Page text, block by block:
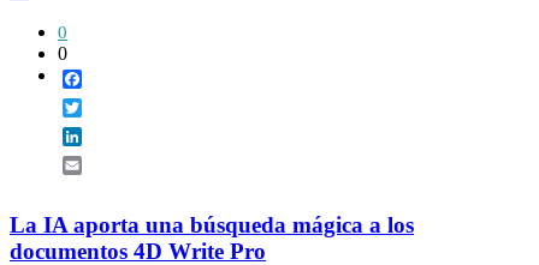
0
0
La IA aporta una búsqueda mágica a los
documentos 4D Write Pro